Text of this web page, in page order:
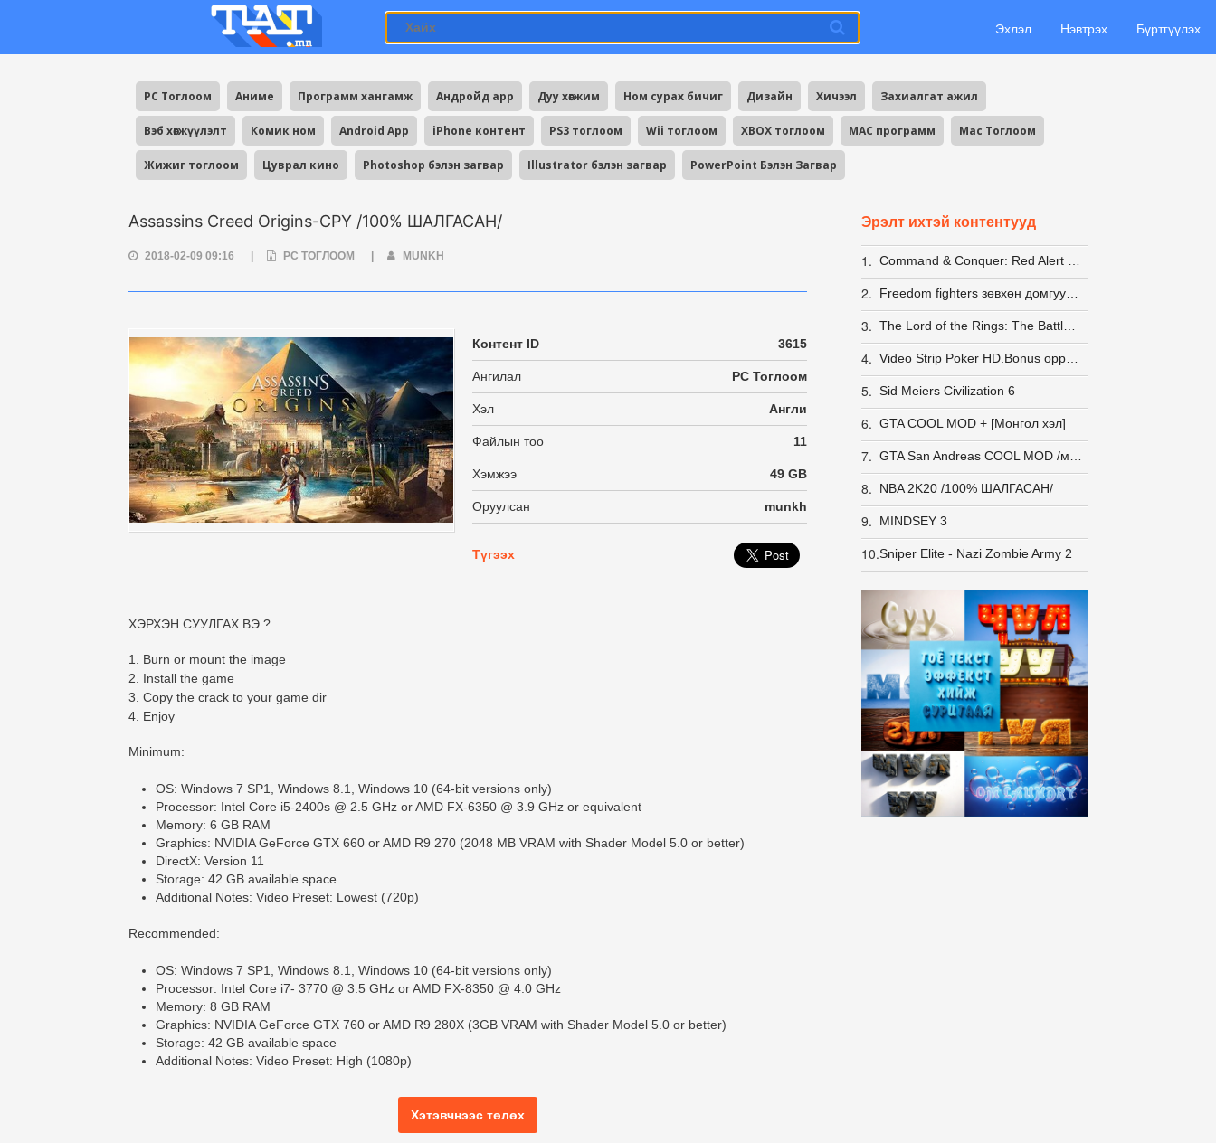
Эхлэл Нэвтрэх Бүртгүүлэх
PC Тоглоом Аниме Программ хангамж Андройд app Дуу хөгжим Ном сурах бичиг Дизайн Хичээл Захиалгат ажил
Вэб хөгжүүлэлт Комик ном Android App iPhone контент PS3 тоглоом Wii тоглоом XBOX тоглоом MAC программ Mac Тоглоом
Жижиг тоглоом Цуврал кино Photoshop бэлэн загвар Illustrator бэлэн загвар PowerPoint Бэлэн Загвар
Assassins Creed Origins-CPY /100% ШАЛГАСАН/
2018-02-09 09:16 PC ТОГЛООМ MUNKH
Контент ID 3615
Ангилал PC Тоглоом
Хэл Англи
Файлын тоо 11
Хэмжээ 49 GB
Оруулсан munkh
Түгээх
ХЭРХЭН СУУЛГАХ ВЭ ?
1. Burn or mount the image
2. Install the game
3. Copy the crack to your game dir
4. Enjoy
Minimum:
OS: Windows 7 SP1, Windows 8.1, Windows 10 (64-bit versions only)
Processor: Intel Core i5-2400s @ 2.5 GHz or AMD FX-6350 @ 3.9 GHz or equivalent
Memory: 6 GB RAM
Graphics: NVIDIA GeForce GTX 660 or AMD R9 270 (2048 MB VRAM with Shader Model 5.0 or better)
DirectX: Version 11
Storage: 42 GB available space
Additional Notes: Video Preset: Lowest (720p)
Recommended:
OS: Windows 7 SP1, Windows 8.1, Windows 10 (64-bit versions only)
Processor: Intel Core i7- 3770 @ 3.5 GHz or AMD FX-8350 @ 4.0 GHz
Memory: 8 GB RAM
Graphics: NVIDIA GeForce GTX 760 or AMD R9 280X (3GB VRAM with Shader Model 5.0 or better)
Storage: 42 GB available space
Additional Notes: Video Preset: High (1080p)
Хэтэвчнээс төлөх
Эрэлт ихтэй контентууд
1.
2.
3.
4.
5. Sid Meiers Civilization 6
6. GTA COOL MOD + [Монгол хэл]
7.
8. NBA 2K20 /100% ШАЛГАСАН/
9. MINDSEY 3
10.Sniper Elite - Nazi Zombie Army 2